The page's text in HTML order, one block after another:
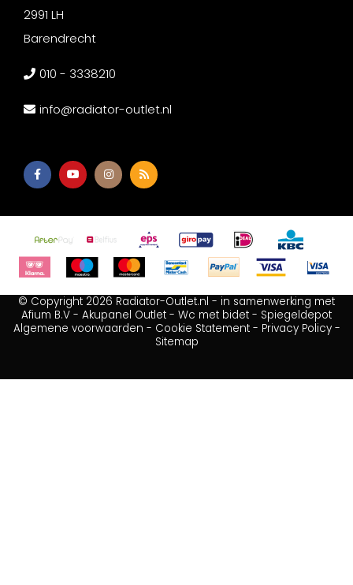
2991 LH
Barendrecht
010 - 3338210
info@radiator-outlet.nl
© Copyright 2026 Radiator-Outlet.nl - in samenwerking met
Afium B.V - Akupanel Outlet - Wc met bidet - Spiegeldepot
Algemene voorwaarden - Cookie Statement- Privacy Policy-
Sitemap